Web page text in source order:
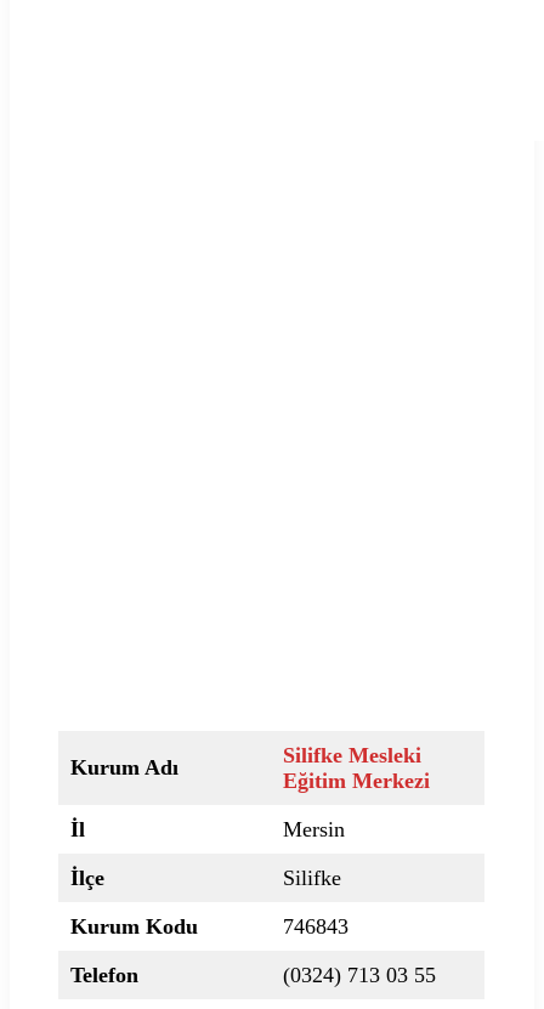
Kurum Adı
Silifke Mesleki
Eğitim Merkezi
İl
Mersin
İlçe
Silifke
Kurum Kodu
746843
Telefon
(0324) 713 03 55